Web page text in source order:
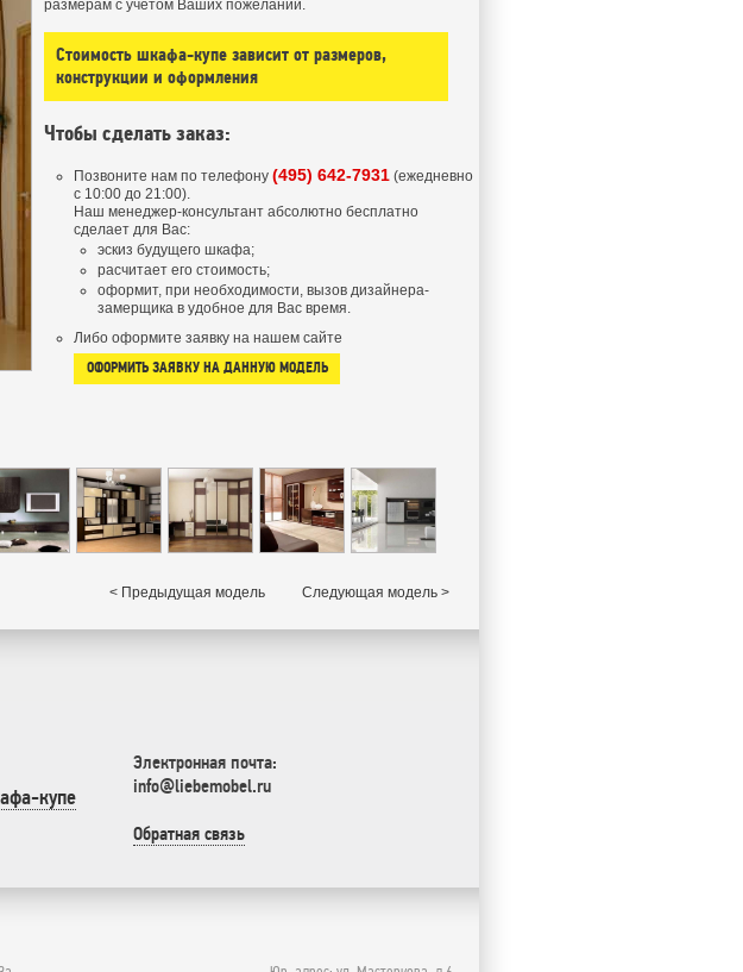
размерам с учетом Ваших пожеланий.
Стоимость шкафа-купе зависит от размеров,
конструкции и оформления
Чтобы сделать заказ:
Позвоните нам по телефону (495) 642-7931 (ежедневно
с 10:00 до 21:00).
Наш менеджер-консультант абсолютно бесплатно
сделает для Вас:
эскиз будущего шкафа;
расчитает его стоимость;
оформит, при необходимости, вызов дизайнера-
замерщика в удобное для Вас время.
Либо оформите заявку на нашем сайте
ОФОРМИТЬ ЗАЯВКУ НА ДАННУЮ МОДЕЛЬ
< Предыдущая модель Следующая модель >
купе
Электронная почта:
info@liebemobel.ru
Обратная связь